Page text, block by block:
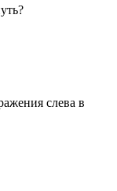
слева в